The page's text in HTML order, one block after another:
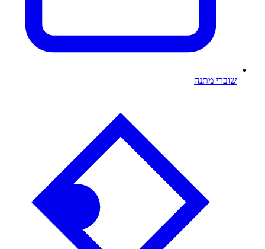
שוברי מתנה